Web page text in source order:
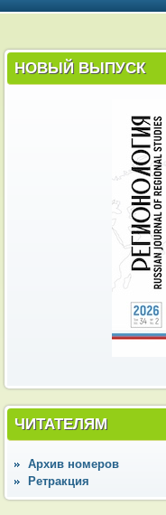
НОВЫЙ ВЫПУСК
ЧИТАТЕЛЯМ
Архив номеров
Ретракция